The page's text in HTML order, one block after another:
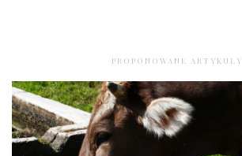
PROPONOWANE ARTYKUŁY